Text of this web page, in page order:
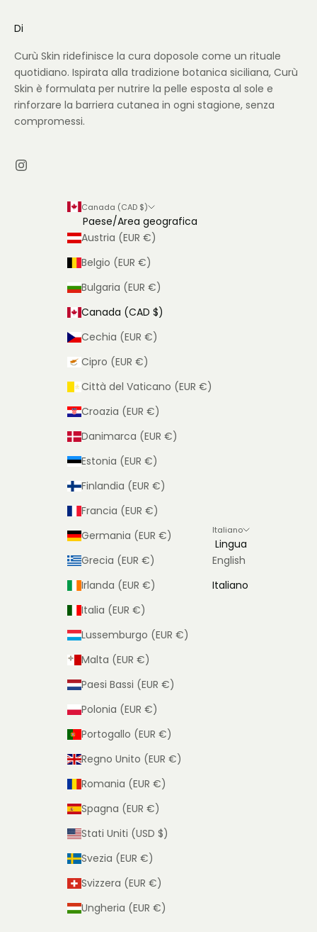
Di
Curù Skin ridefinisce la cura doposole come un rituale
quotidiano. Ispirata alla tradizione botanica siciliana, Curù
Skin è formulata per nutrire la pelle esposta al sole e
rinforzare la barriera cutanea in ogni stagione, senza
compromessi.
Canada (CAD $)
Paese/Area geografica
Austria (EUR €)
Belgio (EUR €)
Bulgaria (EUR €)
Canada (CAD $)
Cechia (EUR €)
Cipro (EUR €)
Città del Vaticano (EUR €)
Croazia (EUR €)
Danimarca (EUR €)
Estonia (EUR €)
Finlandia (EUR €)
Francia (EUR €)
Germania (EUR €)
Grecia (EUR €)
Irlanda (EUR €)
Italia (EUR €)
Lussemburgo (EUR €)
Malta (EUR €)
Paesi Bassi (EUR €)
Polonia (EUR €)
Portogallo (EUR €)
Regno Unito (EUR €)
Romania (EUR €)
Spagna (EUR €)
Stati Uniti (USD $)
Svezia (EUR €)
Svizzera (EUR €)
Ungheria (EUR €)
Italiano
Lingua
English
Italiano